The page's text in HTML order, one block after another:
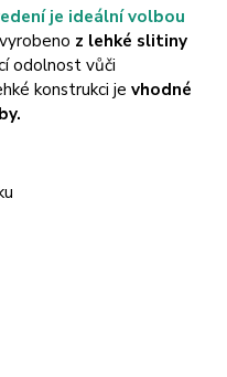
je ideální volbou
z lehké slitiny
odolnost vůči
konstrukci jevhodné